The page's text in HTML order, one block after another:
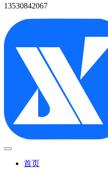
13530842067
首页